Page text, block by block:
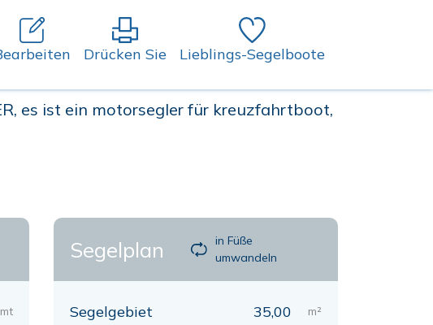
Drücken Sie Lieblings-Segelboote
es ist ein motorsegler für kreuzfahrtboot,
mt
Segelplan
in Füße
umwandeln
Segelgebiet 35,00 m²